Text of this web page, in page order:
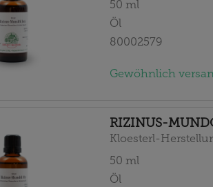
50 ml
Öl
80002579
Gewöhnlich
RIZINUS-
Kloesterl-
50 ml
Öl